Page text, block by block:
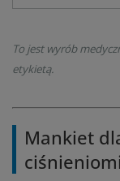
To jest wyrób
etykietą.
Mankiet